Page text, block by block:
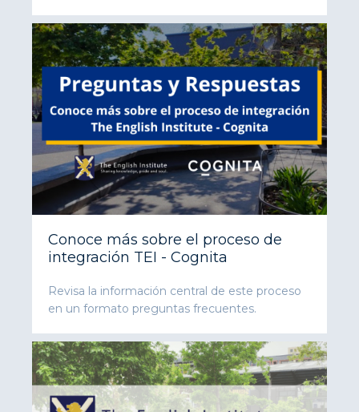
Conoce más sobre el proceso de
integración TEI - Cognita
Revisa la información central de este proceso
en un formato preguntas frecuentes.